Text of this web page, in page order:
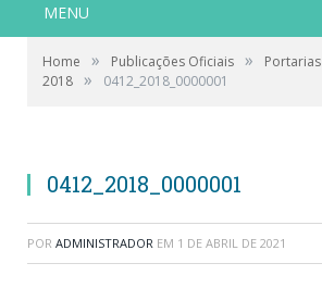
MENU
Home » Publicações Oficiais » Portarias
2018 » 0412_2018_0000001
0412_2018_0000001
POR ADMINISTRADOR EM 1 DE ABRIL DE 2021